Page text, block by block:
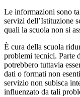
Le informazioni sono
servizi dell’Istituzione
quali la scuola non si
È cura della scuola
problemi tecnici. Parte
potrebbero tuttavia
dati o formati non
servizio non subisca
influenzato da tali